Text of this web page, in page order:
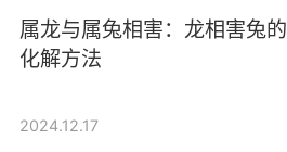
属龙与属兔相害：龙相害兔的
化解方法
2024.12.17